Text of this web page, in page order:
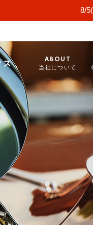
8/
ス
ABOUT
当社について